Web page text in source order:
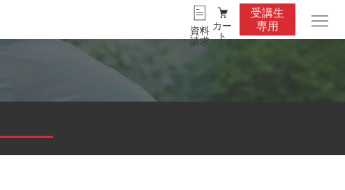
資料
請求
カー
ト
受講生
専用